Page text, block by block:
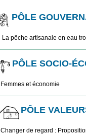
PÔLE
La pêche artisanale en eau
PÔLE SOCIO-
Femmes et économie
PÔLE
Changer de regard :